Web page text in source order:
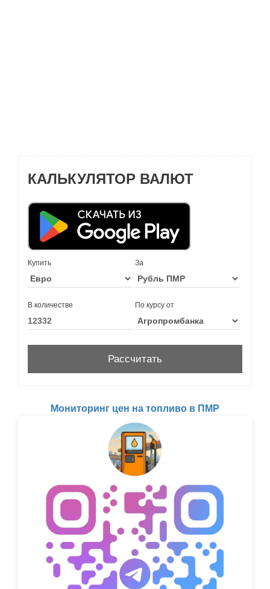
КАЛЬКУЛЯТОР ВАЛЮТ
Купить За
В количестве По курсу от
Мониторинг цен на топливо в ПМР